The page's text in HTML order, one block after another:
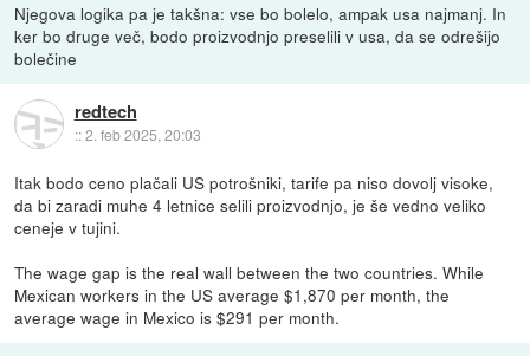
Njegova logika pa je takšna: vse bo bolelo, ampak usa najmanj. In
ker bo druge več, bodo proizvodnjo preselili v usa, da se odrešijo
bolečine
redtech
::2. feb 2025, 20:03
Itak bodo ceno plačali US potrošniki, tarife pa niso dovolj visoke,
da bi zaradi muhe 4 letnice selili proizvodnjo, je še vedno veliko
ceneje v tujini.
The wage gap is the real wall between the two countries. While
Mexican workers in the US average $1,870 per month, the
average wage in Mexico is $291 per month.